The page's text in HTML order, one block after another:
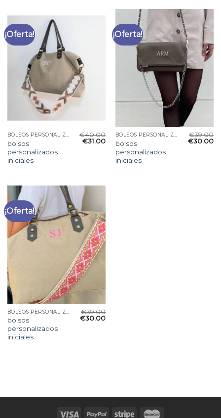
¡Oferta!
BOLSOS PERSONALIZADOS INICIALES
bolsos
personalizados
iniciales
€40.00
€31.00
¡Oferta!
BOLSOS PERSONALIZADOS INICIALES
bolsos
personalizados
iniciales
€39.00
€30.00
¡Oferta!
BOLSOS PERSONALIZADOS INICIALES
bolsos
personalizados
iniciales
€39.00
€30.00